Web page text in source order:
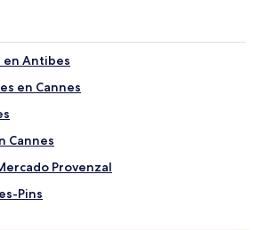
en Antibes
en Cannes
Cannes
Provenzal
Pins